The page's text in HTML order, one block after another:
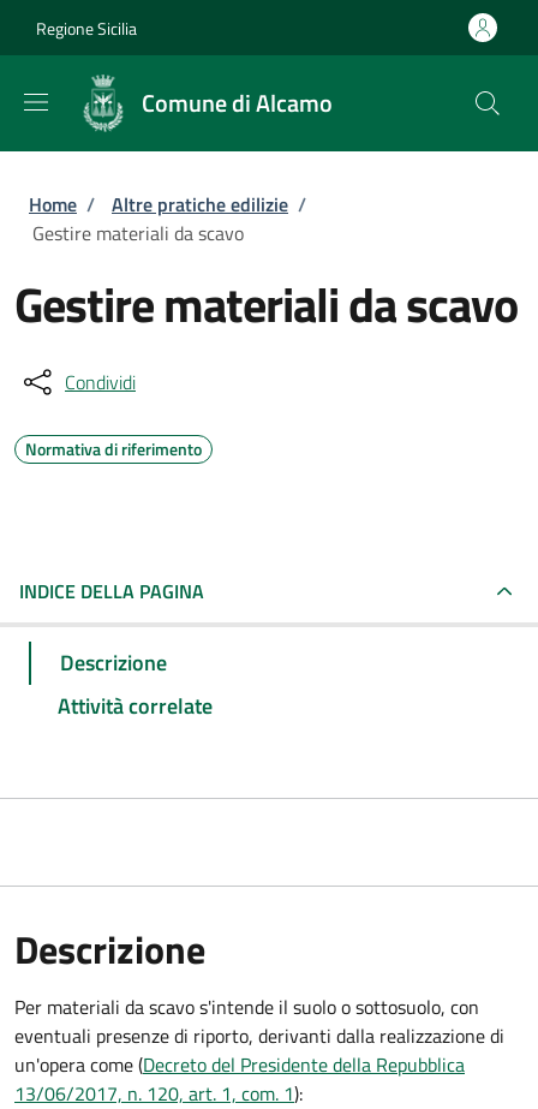
Regione Sicilia
Comune di Alcamo
Briciole di pane
Home / Altre pratiche edilizie /
Gestire materiali da scavo
Gestire materiali da scavo
Condividi
Normativa di riferimento
INDICE DELLA PAGINA
Descrizione
Attività correlate
Descrizione
Per materiali da scavo s'intende il suolo o sottosuolo, con
eventuali presenze di riporto, derivanti dalla realizzazione di
un'opera come (Decreto del Presidente della Repubblica
13/06/2017, n. 120, art. 1, com. 1):